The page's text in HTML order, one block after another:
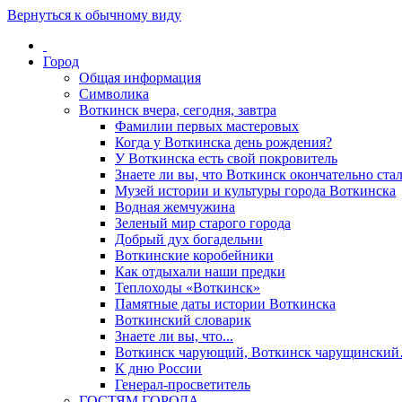
Вернуться к обычному виду
Город
Общая информация
Символика
Воткинск вчера, сегодня, завтра
Фамилии первых мастеровых
Когда у Воткинска день рождения?
У Воткинска есть свой покровитель
Знаете ли вы, что Воткинск окончательно
Музей истории и культуры города Воткинска
Водная жемчужина
Зеленый мир старого города
Добрый дух богадельни
Воткинские коробейники
Как отдыхали наши предки
Теплоходы «Воткинск»
Памятные даты истории Воткинска
Воткинский словарик
Знаете ли вы, что...
Воткинск чарующий, Воткинск
К дню России
Генерал-просветитель